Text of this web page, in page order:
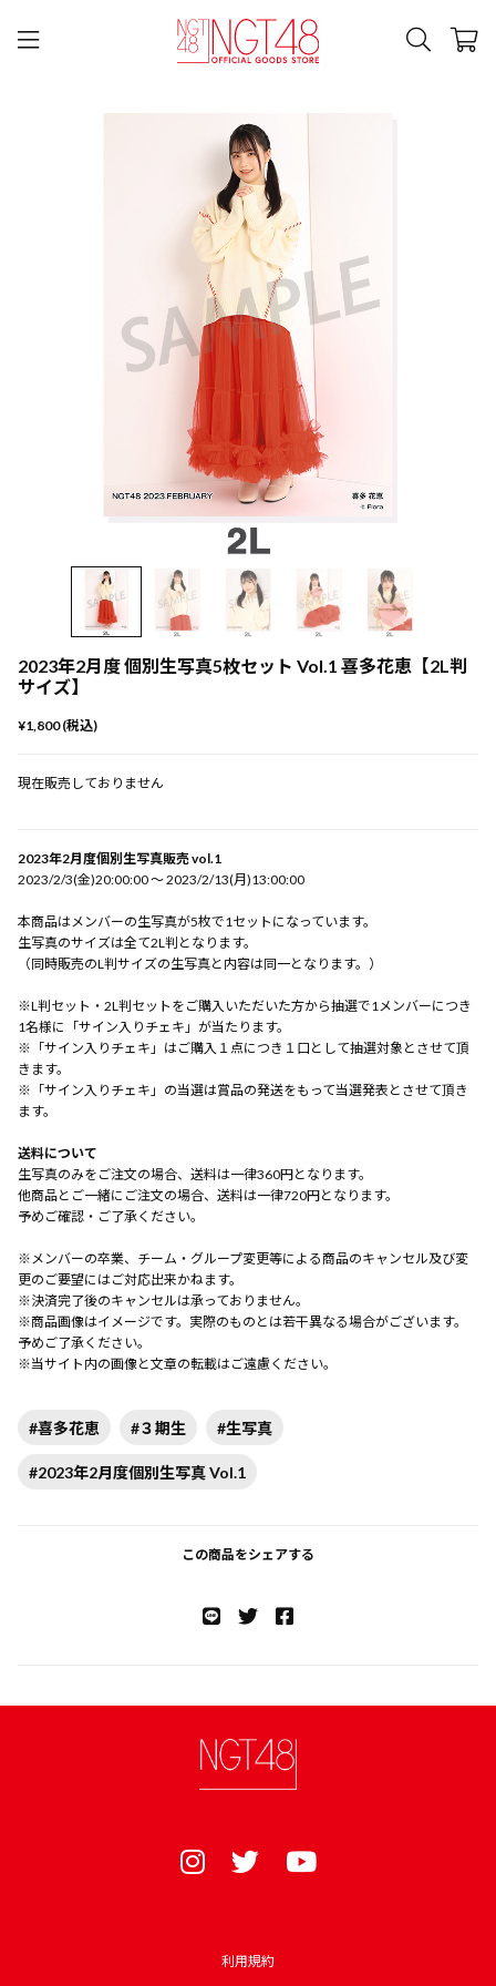
2023年2月度 個別生写真5枚セット Vol.1 喜多花恵【2L判
サイズ】
¥1,800 (税込)
現在販売しておりません
2023年2月度個別生写真販売 vol.1
2023/2/3(金)20:00:00 〜 2023/2/13(月)13:00:00
本商品はメンバーの生写真が5枚で1セットになっています。
生写真のサイズは全て2L判となります。
（同時販売のL判サイズの生写真と内容は同一となります。）
※L判セット・2L判セットをご購入いただいた方から抽選で1メンバーにつき
1名様に「サイン入りチェキ」が当たります。
※「サイン入りチェキ」はご購入１点につき１口として抽選対象とさせて頂
きます。
※「サイン入りチェキ」の当選は賞品の発送をもって当選発表とさせて頂き
ます。
送料について
生写真のみをご注文の場合、送料は一律360円となります。
他商品とご一緒にご注文の場合、送料は一律720円となります。
予めご確認・ご了承ください。
※メンバーの卒業、チーム・グループ変更等による商品のキャンセル及び変
更のご要望にはご対応出来かねます。
※決済完了後のキャンセルは承っておりません。
※商品画像はイメージです。実際のものとは若干異なる場合がございます。
予めご了承ください。
※当サイト内の画像と文章の転載はご遠慮ください。
#喜多花恵 #３期生 #生写真
#2023年2月度個別生写真 Vol.1
この商品をシェアする
利用規約